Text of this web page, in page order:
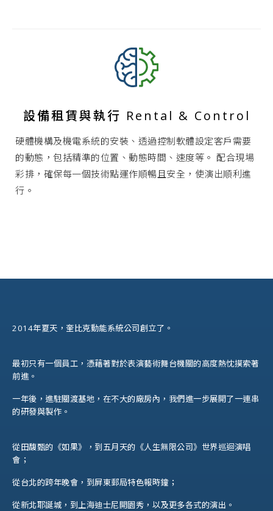
設備租賃與執行 Rental & Control
硬體機構及機電系統的安裝、透過控制軟體設定客戶需要
的動態，包括精準的位置、動態時間、速度等。 配合現場
彩排，確保每一個技術點運作順暢且安全，使演出順利進
行。
2014年夏天，奎比克動能系統公司創立了。
最初只有一個員工，憑藉著對於表演藝術舞台機關的高度熱忱摸索著
前進。
一年後，進駐關渡基地，在不大的廠房內，我們進一步展開了一連串
的研發與製作。
從田馥甄的《如果》，到五月天的《人生無限公司》世界巡迴演唱
會；
從台北的跨年晚會，到屏東郵局特色報時鐘；
從新北耶誕城，到上海迪士尼開園秀，以及更多各式的演出。